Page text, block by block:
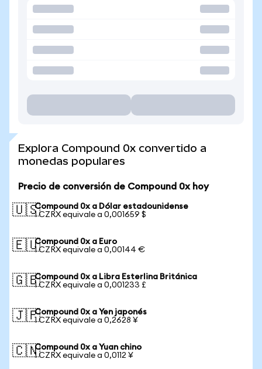
Explora Compound 0x convertido a
monedas populares
Precio de conversión de Compound 0x hoy
🇺🇸Compound 0x a Dólar estadounidense
1 CZRX equivale a 0,001659 $
🇪🇺Compound 0x a Euro
1 CZRX equivale a 0,00144 €
🇬🇧Compound 0x a Libra Esterlina Británica
1 CZRX equivale a 0,001233 £
🇯🇵Compound 0x a Yen japonés
1 CZRX equivale a 0,2628 ¥
🇨🇳Compound 0x a Yuan chino
1 CZRX equivale a 0,0112 ¥